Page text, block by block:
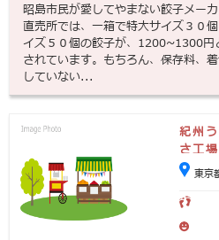
昭島市民が愛してやまない餃子メー
直売所では、一箱で特大サイズ３０
イズ５０個の餃子が、1200~1300円
されています。もちろん、保存料、
していない...
紀州
さ工
店 東京